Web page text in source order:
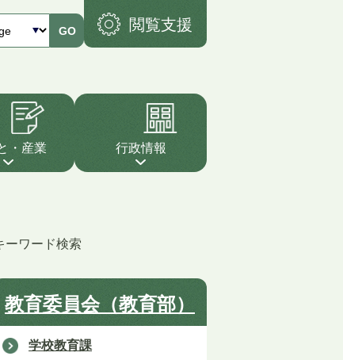
GO 閲覧支援
・産業 行政情報
ーワード検索
教育委員会（教育部）
学校教育課